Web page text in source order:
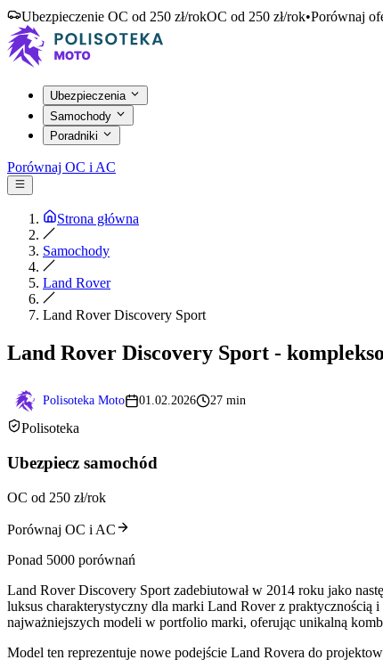
Ubezpieczenie OC od 250 zł/rokOC od 250 zł/rok•Porównaj
Ubezpieczenia
Samochody
Poradniki
Porównaj OC i AC
Strona główna
Samochody
Land Rover
Land Rover Discovery Sport
Land Rover Discovery Sport -
Polisoteka Moto 01.02.2026 27 min
Polisoteka
Ubezpiecz samochód
OC od 250 zł/rok
Porównaj OC i AC
Ponad 5000 porównań
Land Rover Discovery Sport zadebiutował w 2014 roku jako
luksus charakterystyczny dla marki Land Rover z
najważniejszych modeli w portfolio marki, oferując unikalną
Model ten reprezentuje nowe podejście Land Rovera do